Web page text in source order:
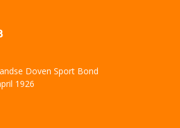
Doven Sport Bond
1926